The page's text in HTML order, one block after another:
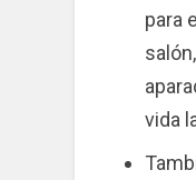
para
vida